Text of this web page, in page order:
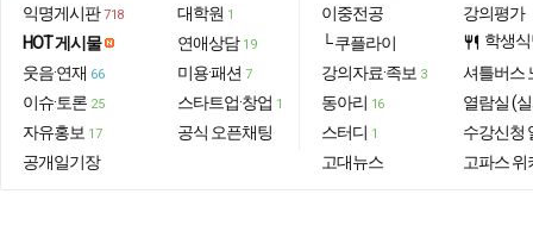
익명게시판 718
HOT 게시물
웃음·연재 66
이슈·토론 25
자유홍보 17
공개일기장
대학원 1
연애상담 19
미용·패션 7
스타트업·창업 1
공식 오픈채팅
이중전공
└ 쿠플라이
강의자료·족보 3
동아리 16
스터디 1
고대뉴스
강의평가
restaurant 학생
셔틀버스
열람실 (
수강신청
고파스 위